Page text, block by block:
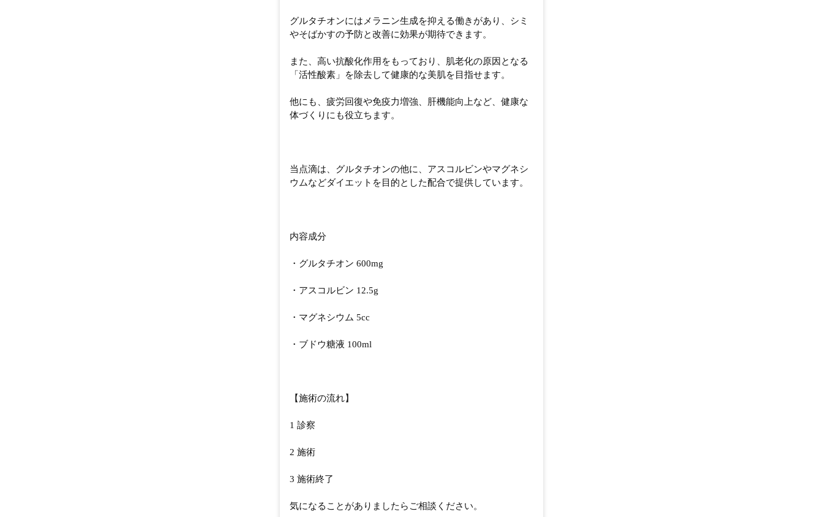
グルタチオンにはメラニン生成を抑える働きがあり、シミ
やそばかすの予防と改善に効果が期待できます。
また、高い抗酸化作用をもっており、肌老化の原因となる
「活性酸素」を除去して健康的な美肌を目指せます。
他にも、疲労回復や免疫力増強、肝機能向上など、健康な
体づくりにも役立ちます。
当点滴は、グルタチオンの他に、アスコルビンやマグネシ
ウムなどダイエットを目的とした配合で提供しています。
内容成分
・グルタチオン 600mg
・アスコルビン 12.5g
・マグネシウム 5cc
・ブドウ糖液 100ml
【施術の流れ】
1 診察
2 施術
3 施術終了
気になることがありましたらご相談ください。